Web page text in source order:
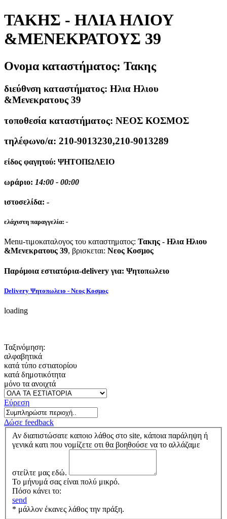
ΤΑΚΗΣ - ΗΛΙΑ ΗΛΙΟΥ
&ΜΕΝΕΚΡΑΤΟΥΣ 39
Ονομα καταστήματος: Τακης
διεύθνση καταστήματος: Ηλια Ηλιου
&Μενεκρατους 39
τοποθεσία καταστήματος: ΝΕΟΣ ΚΟΣΜΟΣ
τηλέφωνο/α: 210-9013230,210-9013289
είδος φαγητού: ΨΗΤΟΠΩΛΕΙΟ
ωράριο: 14:00 - 00:00
ιστοσελίδα: -
ελάχιστη παραγγελία: -
Menu-τιμοκαταλογος του καταστηματος: Τακης - Ηλια Ηλιου
&Μενεκρατους 39, βρισκεται: Νεος Κοσμος
Παρόμοια εστιατόρια-delivery για: Ψητοπωλειο
Delivery Ψητοπωλειο - Νεος Κοσμος
loading
Ταξινόμηση:
αλφαβητικά
κατά τύπο εστιατορίου
κατά δημοτικότητα
μόνο τα ανοιχτά
Εύρεση
Δώσε feedback
Αν διαπιστώσατε καποιο λάθος στο site, κάποια παράληψη ή
γενικά κατι που νομίζετε οτι θα βοηθούσε να το αλλάζαμε
στείλτε μας εδώ.
Το μήνυμά σας είναι πολύ μικρό.
Πόσο κάνει το:
send
* μάλλον έκανες λάθος την πράξη.